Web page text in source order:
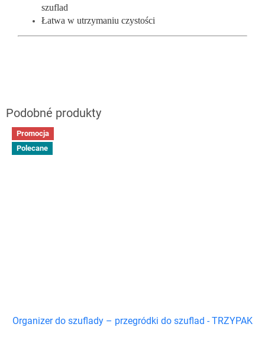
szuflad
Łatwa w utrzymaniu czystości
Promocja
Polecane
Organizer do szuflady – przegródki do szuflad - TRZYPAK